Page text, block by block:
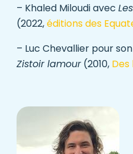
– Khaled Miloudi avec
(2022,éditions des
– Luc Chevallier pour
Zistoir lamour(2010, Des